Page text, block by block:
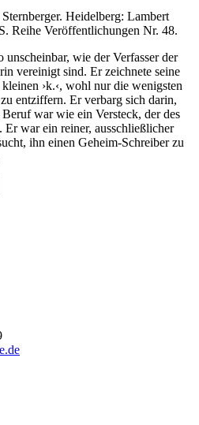
Heidelberg: Lambert
Reihe Veröffentlichungen Nr. 48.
unscheinbar, wie der Verfasser der
vereinigt sind. Er zeichnete seine
›k.‹, wohl nur die wenigsten
entziffern. Er verbarg sich darin,
war wie ein Versteck, der des
Er war ein reiner, ausschließlicher
ihn einen Geheim-Schreiber zu